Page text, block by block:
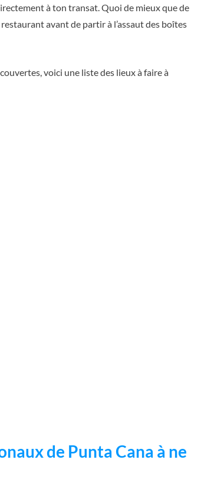
à ton transat. Quoi de mieux que de
avant de partir à l’assaut des boîtes
voici une liste des lieux à faire à
de Punta Cana à ne